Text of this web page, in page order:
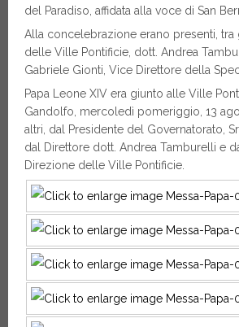
del Paradiso, affidata alla voce di San
Alla concelebrazione erano presenti, tra
delle Ville Pontificie, dott. Andrea
Gabriele Gionti, Vice Direttore della
Papa Leone XIV era giunto alle Ville
Gandolfo, mercoledì pomeriggio, 13
altri, dal Presidente del Governatorato,
dal Direttore dott. Andrea Tamburelli e
Direzione delle Ville Pontificie.